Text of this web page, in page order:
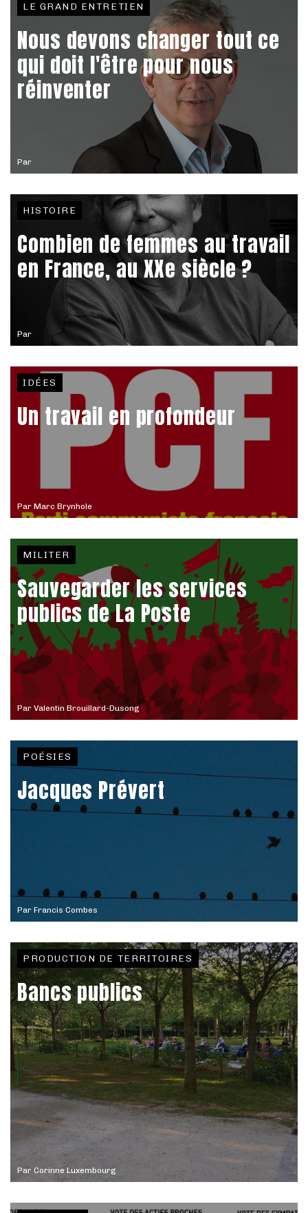
Par
LE GRAND ENTRETIEN
Nous devons changer tout ce
qui doit l'être pour nous
réinventer
Par
HISTOIRE
Combien de femmes au travail
en France, au XXe siècle ?
Par Marc Brynhole
IDÉES
Un travail en profondeur
Par Valentin Brouillard-Dusong
MILITER
Sauvegarder les services
publics de La Poste
Par Francis Combes
POÉSIES
Jacques Prévert
Par Corinne Luxembourg
PRODUCTION DE TERRITOIRES
Bancs publics